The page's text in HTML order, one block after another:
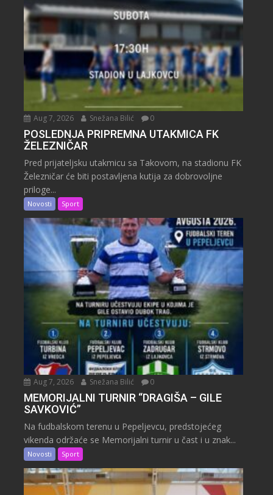
Aug 7, 2026 Snežana Bilić 0
POSLEDNJA PRIPREMNA UTAKMICA FK
ŽELEZNIČAR
Pred prijateljsku utakmicu sa Takovom, na stadionu FK
Železničar će biti postavljena kutija za dobrovoljne
priloge...
Novosti Sport
Aug 7, 2026 Snežana Bilić 0
MEMORIJALNI TURNIR “DRAGIŠA – GILE
SAVKOVIĆ”
Na fudbalskom terenu u Pepeljevcu, predstojećeg
vikenda održaće se Memorijalni turnir u čast i u znak...
Novosti Sport